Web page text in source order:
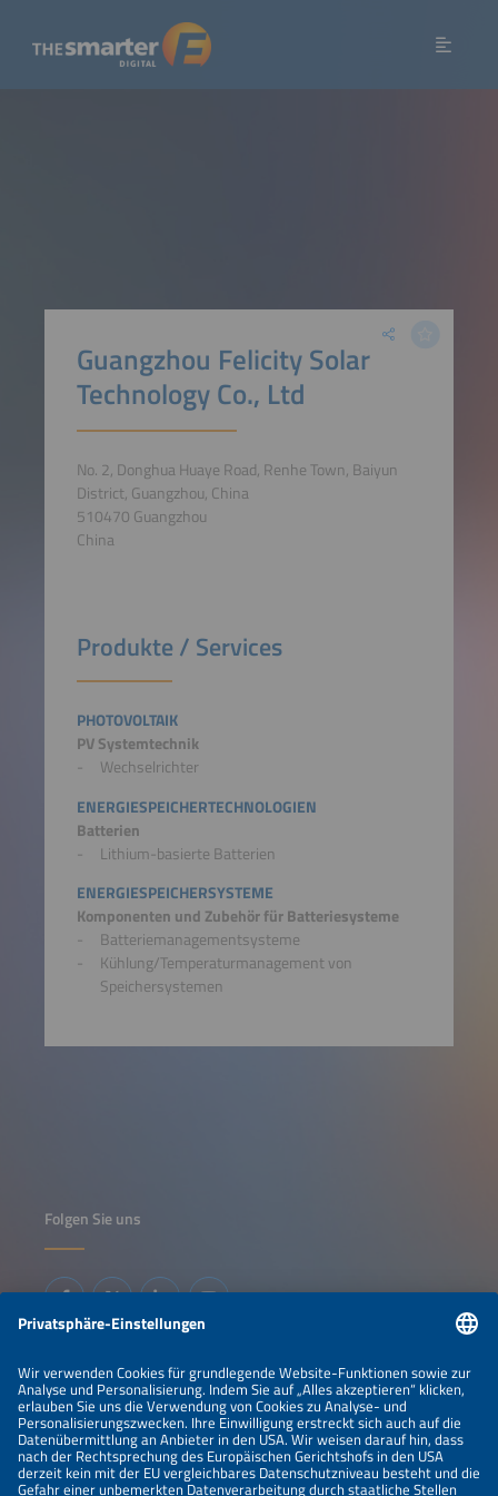
Guangzhou Felicity Solar
Technology Co., Ltd
No. 2, Donghua Huaye Road, Renhe Town, Baiyun
District, Guangzhou, China
510470 Guangzhou
China
Produkte / Services
PHOTOVOLTAIK
PV Systemtechnik
Wechselrichter
ENERGIESPEICHERTECHNOLOGIEN
Batterien
Lithium-basierte Batterien
ENERGIESPEICHERSYSTEME
Komponenten und Zubehör für Batteriesysteme
Batteriemanagementsysteme
Kühlung/Temperaturmanagement von
Speichersystemen
Folgen Sie uns
Informationen
IMPRESSUM